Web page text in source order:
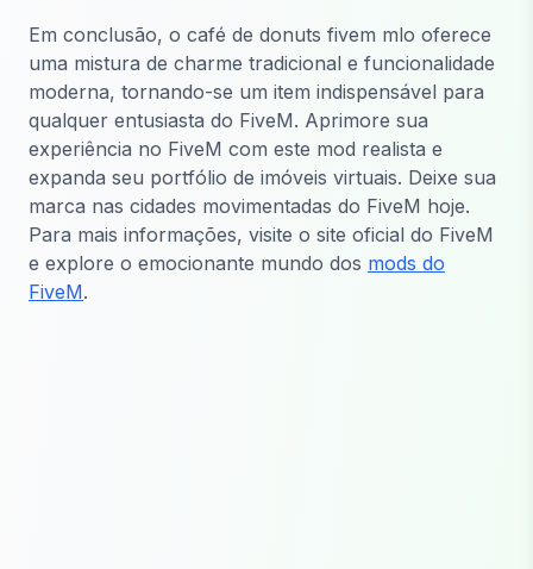
Em conclusão, o café de donuts fivem mlo oferece
uma mistura de charme tradicional e funcionalidade
moderna, tornando-se um item indispensável para
qualquer entusiasta do FiveM. Aprimore sua
experiência no FiveM com este mod realista e
expanda seu portfólio de imóveis virtuais. Deixe sua
marca nas cidades movimentadas do FiveM hoje.
Para mais informações, visite o site oficial do FiveM
e explore o emocionante mundo dos mods do
FiveM.